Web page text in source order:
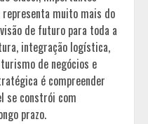
muito mais do
de futuro para toda a
integração logística,
de negócios e
é compreender
se constrói com
prazo.